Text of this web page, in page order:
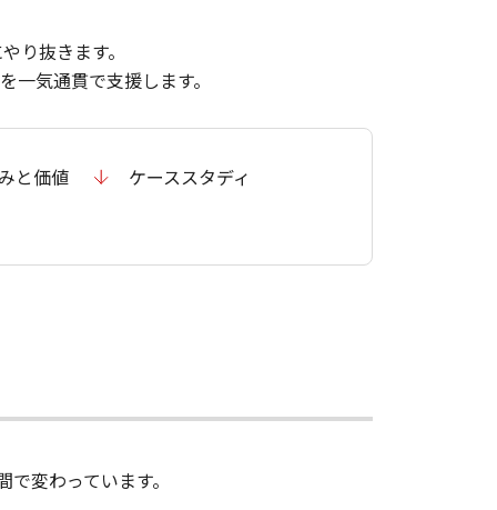
り抜きます。
気通貫で支援します。
と価値 ケーススタディ
変わっています。